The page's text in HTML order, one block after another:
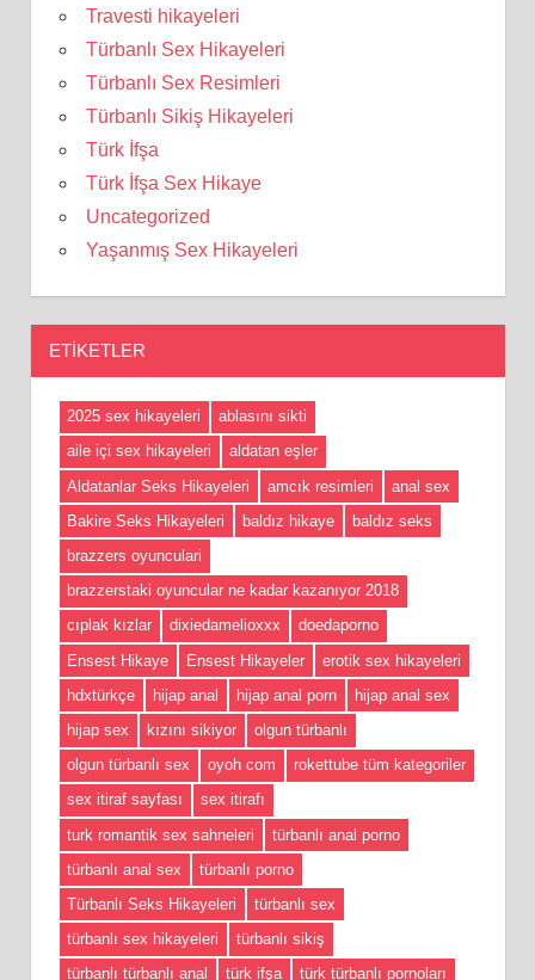
Travesti hikayeleri
Türbanlı Sex Hikayeleri
Türbanlı Sex Resimleri
Türbanlı Sikiş Hikayeleri
Türk İfşa
Türk İfşa Sex Hikaye
Uncategorized
Yaşanmış Sex Hikayeleri
ETIKETLER
2025 sex hikayeleri
ablasını sikti
aile içi sex hikayeleri
aldatan eşler
Aldatanlar Seks Hikayeleri
amcık resimleri
anal sex
Bakire Seks Hikayeleri
baldız hikaye
baldız seks
brazzers oyunculari
brazzerstaki oyuncular ne kadar kazanıyor 2018
cıplak kızlar
dixiedamelioxxx
doedaporno
Ensest Hikaye
Ensest Hikayeler
erotik sex hikayeleri
hdxtürkçe
hijap anal hijap anal porn
hijap anal sex
hijap sex
kızını sikiyor
olgun türbanlı
olgun türbanlı sex
oyoh com
rokettube tüm kategoriler
sex itiraf sayfası
sex itirafı
turk romantik sex sahneleri
türbanlı anal porno
türbanlı anal sex
türbanlı porno
Türbanlı Seks Hikayeleri
türbanlı sex
türbanlı sex hikayeleri
türbanlı sikiş
türbanlı türbanlı anal
türk ifşa türk türbanlı pornoları